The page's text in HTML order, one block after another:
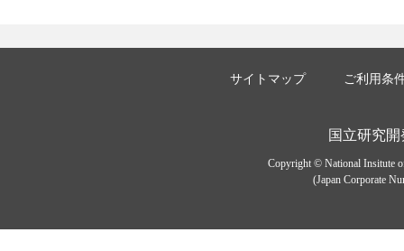
サイトマップ ご利用条
国立研究
Copyright © National Insitute
(Japan Corporate